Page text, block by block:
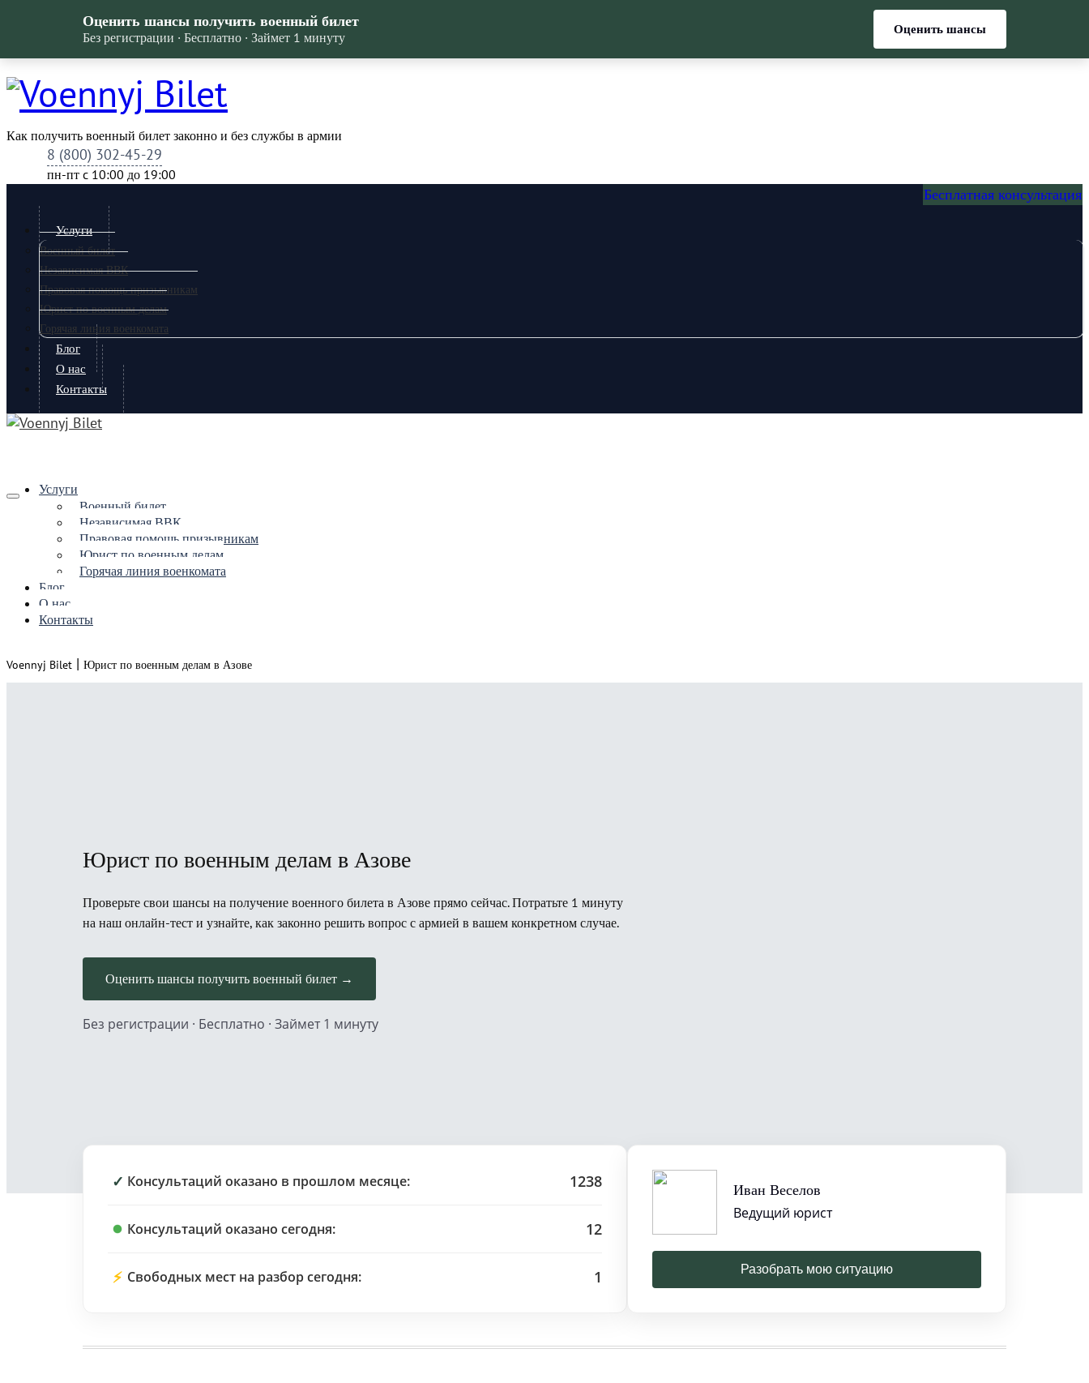
Как получить военный билет законно и без службы в армии
8 (800) 302-45-29
пн-пт c 10:00 до 19:00
Бесплатная консультация
Услуги
Военный билет
Независимая ВВК
Правовая помощь призывникам
Юрист по военным делам
Горячая линия военкомата
Блог
О нас
Контакты
Услуги
Военный билет
Независимая ВВК
Правовая помощь призывникам
Юрист по военным делам
Горячая линия военкомата
Блог
О нас
Контакты
Voennyj Bilet | Юрист по военным делам в Азове
Юрист по военным делам в Азове
Проверьте свои шансы на получение военного билета в Азове прямо сейчас. Потратьте 1 минуту
на наш онлайн-тест и узнайте, как законно решить вопрос с армией в вашем конкретном случае.
Оценить шансы получить военный билет →
Без регистрации · Бесплатно · Займет 1 минуту
✓ Консультаций оказано в прошлом месяце: 1238
Консультаций оказано сегодня: 12
⚡ Свободных мест на разбор сегодня: 1
Иван Веселов
Ведущий юрист
Разобрать мою ситуацию
Оценить шансы получить военный билет
Без регистрации · Бесплатно · Займет 1 минуту
Оценить шансы